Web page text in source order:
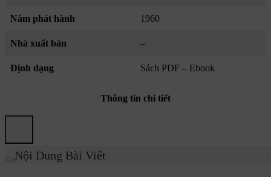
Năm phát hành 1960
Nhà xuất bản –
Định dạng Sách PDF – Ebook
Thông tin chi tiết
Nội Dung Bài Viết